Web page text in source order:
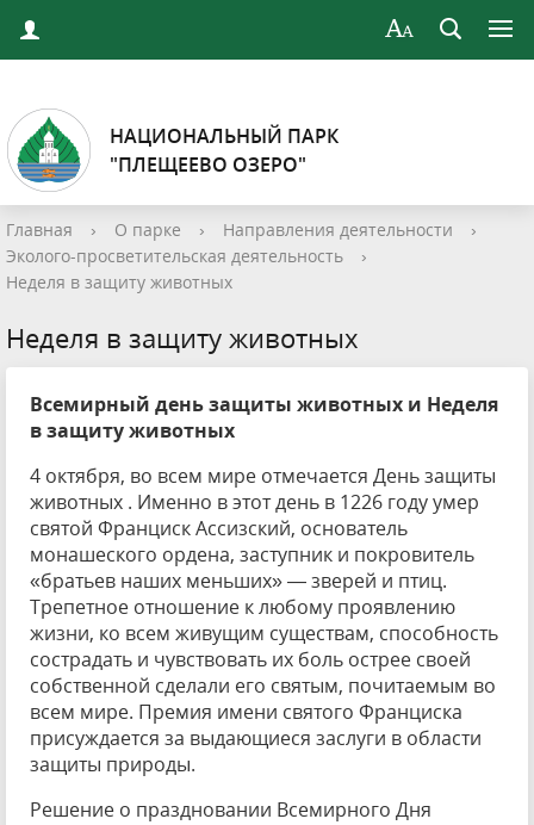
НАЦИОНАЛЬНЫЙ ПАРК
"ПЛЕЩЕЕВО ОЗЕРО"
Главная › О парке › Направления деятельности
›
Эколого-просветительская деятельность
›
Неделя в защиту животных
Неделя в защиту животных
Всемирный день защиты животных и Неделя
в защиту животных
4 октября, во всем мире отмечается День защиты
животных . Именно в этот день в 1226 году умер
святой Франциск Ассизский, основатель
монашеского ордена, заступник и покровитель
«братьев наших меньших» — зверей и птиц.
Трепетное отношение к любому проявлению
жизни, ко всем живущим существам, способность
сострадать и чувствовать их боль острее своей
собственной сделали его святым, почитаемым во
всем мире. Премия имени святого Франциска
присуждается за выдающиеся заслуги в области
защиты природы.
Решение о праздновании Всемирного Дня